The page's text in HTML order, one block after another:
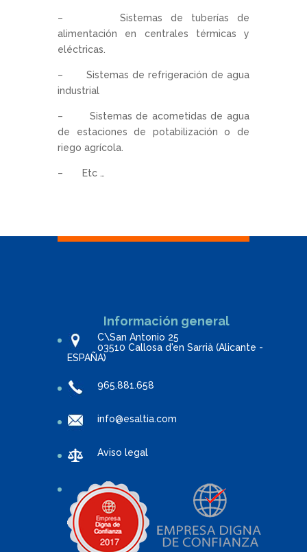
– Sistemas de tuberías de
alimentación en centrales térmicas y
eléctricas.
– Sistemas de refrigeración de agua
industrial
– Sistemas de acometidas de agua
de estaciones de potabilización o de
riego agrícola.
– Etc …
Información general
C\San Antonio 25
03510 Callosa d'en Sarrià (Alicante -
ESPAÑA)
965.881.658
info@esaltia.com
Aviso legal